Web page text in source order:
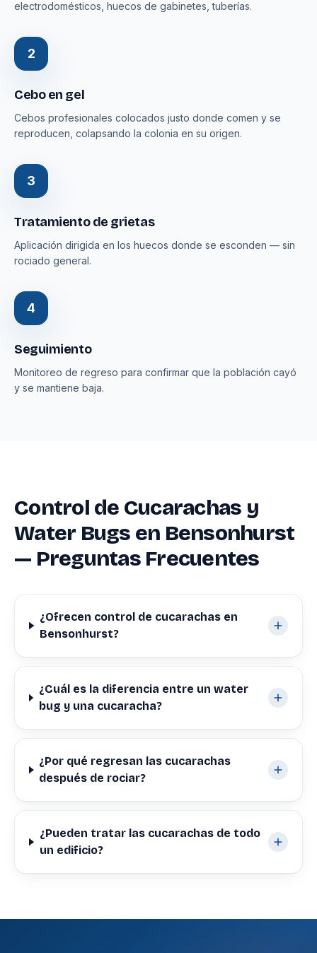
electrodomésticos, huecos de gabinetes, tuberías.
2
Cebo en gel
Cebos profesionales colocados justo donde comen y se
reproducen, colapsando la colonia en su origen.
3
Tratamiento de grietas
Aplicación dirigida en los huecos donde se esconden — sin
rociado general.
4
Seguimiento
Monitoreo de regreso para confirmar que la población cayó
y se mantiene baja.
Control de Cucarachas y
Water Bugs en Bensonhurst
— Preguntas Frecuentes
¿Ofrecen control de cucarachas en
Bensonhurst?
¿Cuál es la diferencia entre un water
bug y una cucaracha?
¿Por qué regresan las cucarachas
después de rociar?
¿Pueden tratar las cucarachas de todo
un edificio?